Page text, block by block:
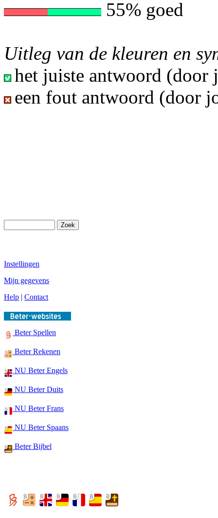
55% goed
Uitleg van de kleuren en
het juiste antwoord (door
een fout antwoord (door
Instellingen
Mijn gegevens
Help | Contact
Beter Spellen
Beter Rekenen
NU Beter Engels
NU Beter Duits
NU Beter Frans
NU Beter Spaans
Beter Bijbel